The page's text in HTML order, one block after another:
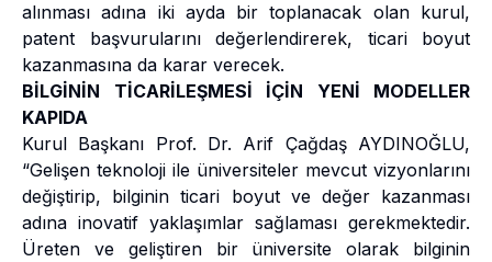
alınması adına iki ayda bir toplanacak olan kurul,
patent başvurularını değerlendirerek, ticari boyut
kazanmasına da karar verecek.
BİLGİNİN TİCARİLEŞMESİ İÇİN YENİ MODELLER
KAPIDA
Kurul Başkanı Prof. Dr. Arif Çağdaş AYDINOĞLU,
“Gelişen teknoloji ile üniversiteler mevcut vizyonlarını
değiştirip, bilginin ticari boyut ve değer kazanması
adına inovatif yaklaşımlar sağlaması gerekmektedir.
Üreten ve geliştiren bir üniversite olarak bilginin